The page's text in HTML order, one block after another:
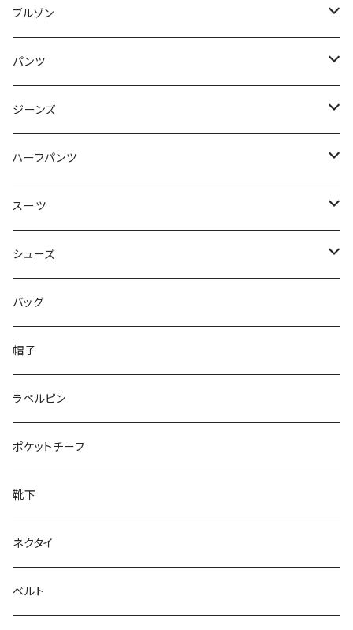
50/XL～
48/L
50/XL～
46/M
48/L
50/XL～
～44/S
46/M
48/L
50/XL～
ブルゾン
～44/S
46/M
48/L
50/XL～
パンツ
～44/S
46/M
48/L
50/XL～
ジーンズ
～44/S
46/M
48/L
50/XL～
ハーフパンツ
～44/S
46/M
48/L
50/XL～
スーツ
～44/S
46/M
48/L
50/XL～
シューズ
～25.5cm
26cm～
27cm～
28cm～
バッグ
帽子
ラペルピン
ポケットチーフ
靴下
ネクタイ
ベルト